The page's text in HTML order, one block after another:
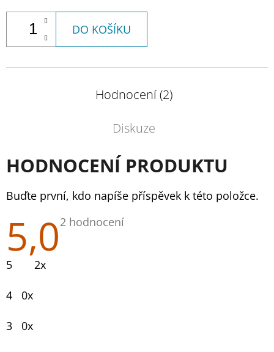
DO KOŠÍKU
Hodnocení (2)
Diskuze
HODNOCENÍ PRODUKTU
Buďte první, kdo napíše příspěvek k této položce.
5,0Průměrné
2 hodnocení
5 2x
4 0x
3 0x